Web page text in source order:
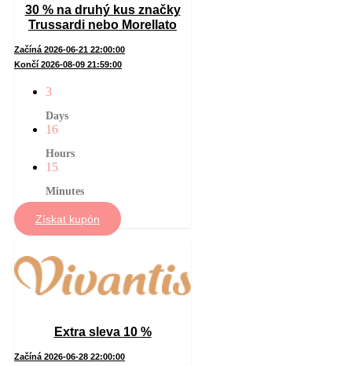
30 % na druhý kus značky
Trussardi nebo Morellato
Začíná 2026-06-21 22:00:00
Končí 2026-08-09 21:59:00
3
Days
16
Hours
15
Minutes
Získat kupón
Extra sleva 10 %
Začíná 2026-06-28 22:00:00